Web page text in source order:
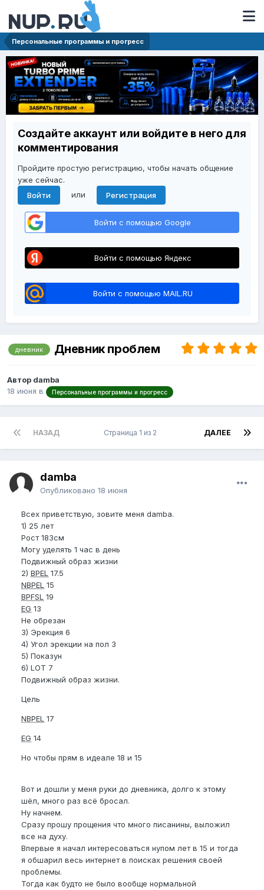
Персональные программы и прогресс
Создайте аккаунт или войдите в него для
комментирования
Пройдите простую регистрацию, чтобы начать общение
уже сейчас.
Войти
или Регистрация
Войти с помощью Google
Войти с помощью Яндекс
Войти с помощью MAIL.RU
дневник Дневник проблем
Автор damba
18 июня в Персональные программы и прогресс
НАЗАД ДАЛЕЕ
Страница 1 из 2
damba
Опубликовано 18 июня
Всех приветствую, зовите меня damba.
1) 25 лет
Рост 183см
Могу уделять 1 час в день
Подвижный образ жизни
2) BPEL 17.5
NBPEL 15
BPFSL 19
EG 13
Не обрезан
3) Эрекция 6
4) Угол эрекции на пол 3
5) Показун
6) LOT 7
Подвижный образ жизни.
Цель
NBPEL 17
EG 14
Но чтобы прям в идеале 18 и 15
Вот и дошли у меня руки до дневника, долго к этому
шёл, много раз всё бросал.
Ну начнем.
Сразу прошу прощения что много писанины, выложил
все на духу.
Впервые я начал интересоваться нупом лет в 15 и тогда
я обшарил весь интернет в поисках решения своей
проблемы.
Тогда как будто не было вообще нормальной